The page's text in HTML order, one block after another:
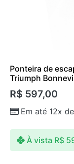
Ponteira de
Triumph
R$ 597,00
Em até 12x de
À vista R$